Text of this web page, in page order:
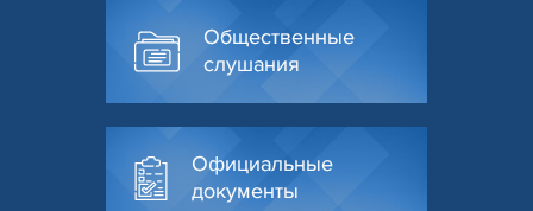
Общественные
слушания
Официальные
документы